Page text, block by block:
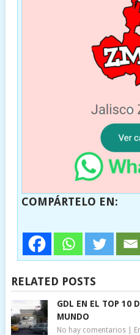
COMPÁRTELO EN:
RELATED POSTS
GDL EN EL TOP 10
MUNDO
No hay comentarios|